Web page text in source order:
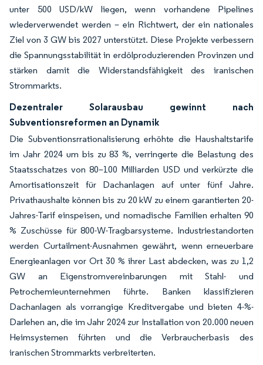
unter 500 USD/kW liegen, wenn vorhandene Pipelines
wiederverwendet werden – ein Richtwert, der ein nationales
Ziel von 3 GW bis 2027 unterstützt. Diese Projekte verbessern
die Spannungsstabilität in erdölproduzierenden Provinzen und
stärken damit die Widerstandsfähigkeit des iranischen
Strommarkts.
Dezentraler Solarausbau gewinnt nach
Subventionsreformen an Dynamik
Die Subventionsrrationalisierung erhöhte die Haushaltstarife
im Jahr 2024 um bis zu 83 %, verringerte die Belastung des
Staatsschatzes von 80–100 Milliarden USD und verkürzte die
Amortisationszeit für Dachanlagen auf unter fünf Jahre.
Privathaushalte können bis zu 20 kW zu einem garantierten 20-
Jahres-Tarif einspeisen, und nomadische Familien erhalten 90
% Zuschüsse für 800-W-Tragbarsysteme. Industriestandorten
werden Curtailment-Ausnahmen gewährt, wenn erneuerbare
Energieanlagen vor Ort 30 % ihrer Last abdecken, was zu 1,2
GW an Eigenstromvereinbarungen mit Stahl- und
Petrochemieunternehmen führte. Banken klassifizieren
Dachanlagen als vorrangige Kreditvergabe und bieten 4-%-
Darlehen an, die im Jahr 2024 zur Installation von 20.000 neuen
Heimsystemen führten und die Verbraucherbasis des
iranischen Strommarkts verbreiterten.